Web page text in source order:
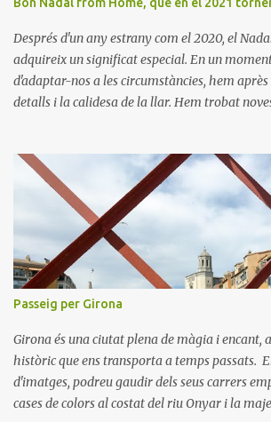
Després d'un any estrany com el 2020, el
adquireix un significat especial. En un
d'adaptar-nos a les circumstàncies, hem
detalls i la calidesa de la llar. Hem trobat
tornar a descobrir nous llocs i viure noves
que aquest Nadal us porti pau, amor i
Nadal i un pròsper Any Nou!
Passeig per Girona
Girona és una ciutat plena de màgia i
històric que ens transporta a temps passats.
d'imatges, podreu gaudir dels seus carrers
cases de colors al costat del riu Onyar i la